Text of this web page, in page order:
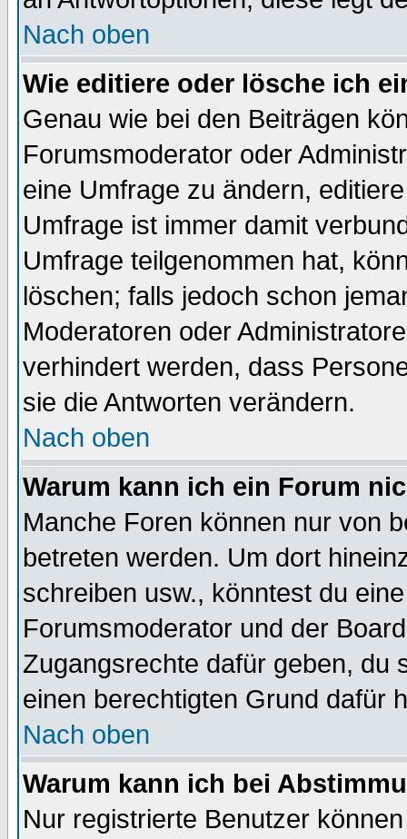
Nach oben
Wie editiere oder lösche ich
Genau wie bei den Beiträgen
Forumsmoderator oder
eine Umfrage zu ändern,
Umfrage ist immer damit
Umfrage teilgenommen hat,
löschen; falls jedoch schon
Moderatoren oder
verhindert werden, dass
sie die Antworten verändern.
Nach oben
Warum kann ich ein Forum
Manche Foren können nur von
betreten werden. Um dort
schreiben usw., könntest du
Forumsmoderator und der
Zugangsrechte dafür geben, du
einen berechtigten Grund dafür
Nach oben
Warum kann ich bei
Nur registrierte Benutzer